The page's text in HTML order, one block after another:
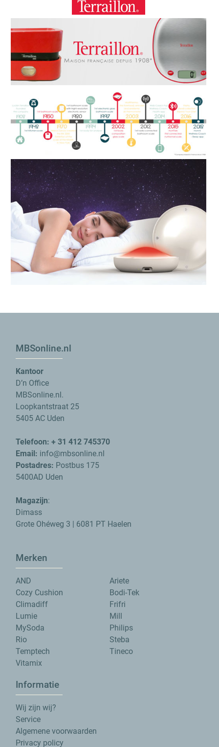
MBSonline.nl
Kantoor
D’n Office
MBSonline.nl.
Loopkantstraat 25
5405 AC Uden
Telefoon: + 31 412 745370
Email: info@mbsonline.nl
Postadres: Postbus 175
5400AD Uden
Magazijn:
Dimass
Grote Ohéweg 3 | 6081 PT Haelen
Merken
AND
Ariete
Cozy Cushion
Bodi-Tek
Climadiff
Frifri
Lumie
Mill
MySoda
Philips
Rio
Steba
Temptech
Tineco
Vitamix
Informatie
Wij zijn wij?
Service
Algemene voorwaarden
Privacy policy